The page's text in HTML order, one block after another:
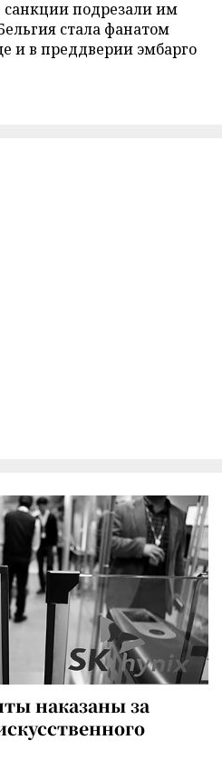
санкции подрезали им
стала фанатом
и в преддверии эмбарго
наказаны за